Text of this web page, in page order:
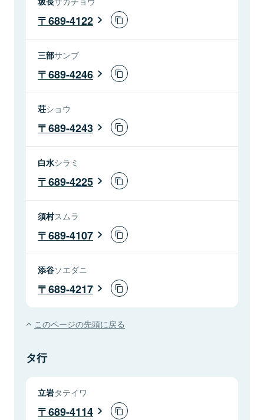
689-4122
三部サンブ
689-4246
荘ショウ
689-4243
白水シラミ
689-4225
須村スムラ
689-4107
添谷ソエダニ
689-4217
このページの先頭に戻る
タ行
立岩タテイワ
689-4114